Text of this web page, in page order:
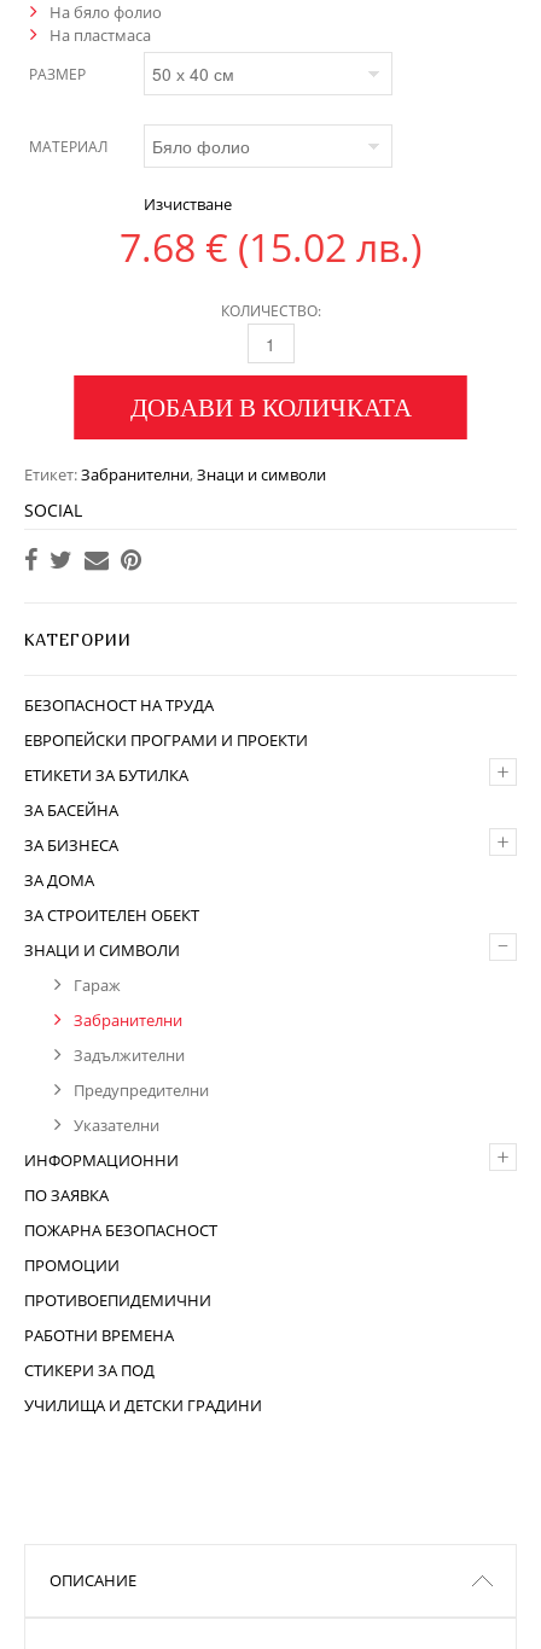
На бяло фолио
На пластмаса
РАЗМЕР
МАТЕРИАЛ
Изчистване
7.68 € (15.02 лв.)
КОЛИЧЕСТВО:
ДОБАВИ В КОЛИЧКАТА
Етикет:Забранителни,Знаци и символи
SOCIAL
КАТЕГОРИИ
БЕЗОПАСНОСТ НА ТРУДА
ЕВРОПЕЙСКИ ПРОГРАМИ И ПРОЕКТИ
+
ЕТИКЕТИ ЗА БУТИЛКА
ЗА БАСЕЙНА
+
ЗА БИЗНЕСА
ЗА ДОМА
ЗА СТРОИТЕЛЕН ОБЕКТ
–
ЗНАЦИ И СИМВОЛИ
Гараж
Забранителни
Задължителни
Предупредителни
Указателни
+
ИНФОРМАЦИОННИ
ПО ЗАЯВКА
ПОЖАРНА БЕЗОПАСНОСТ
ПРОМОЦИИ
ПРОТИВОЕПИДЕМИЧНИ
РАБОТНИ ВРЕМЕНА
СТИКЕРИ ЗА ПОД
УЧИЛИЩА И ДЕТСКИ ГРАДИНИ
ОПИСАНИЕ